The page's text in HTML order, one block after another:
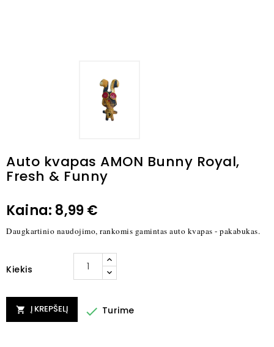
Auto kvapas AMON Bunny Royal,
Fresh & Funny
Kaina: 8,99 €
Daugkartinio naudojimo, rankomis gamintas auto kvapas - pakabukas.
Kiekis
 Į KREPŠELĮ  Turime